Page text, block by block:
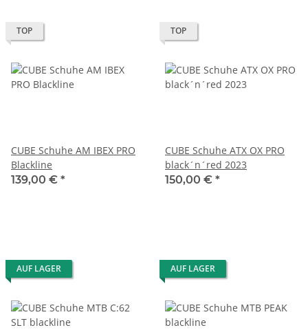
TOP
CUBE Schuhe AM IBEX PRO
Blackline
139,00 € *
TOP
CUBE Schuhe ATX OX PRO
black´n´red 2023
150,00 € *
AUF LAGER AUF LAGER